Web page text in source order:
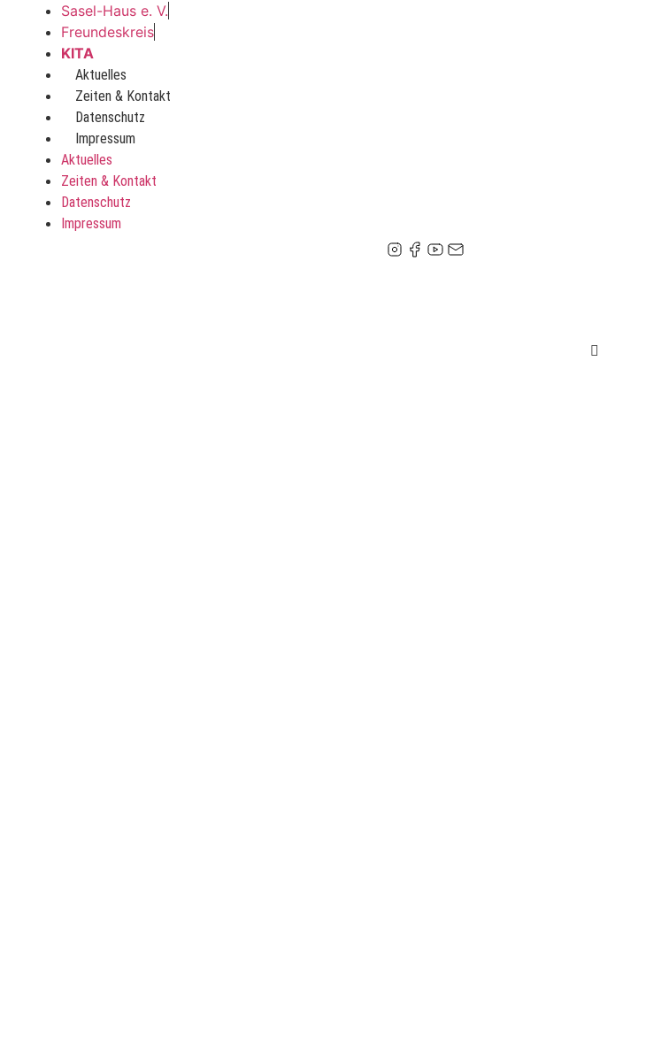
wechseln
Sasel-Haus e. V.
Freundeskreis
KITA
Aktuelles
Zeiten & Kontakt
Datenschutz
Impressum
Aktuelles
Zeiten & Kontakt
Datenschutz
Impressum